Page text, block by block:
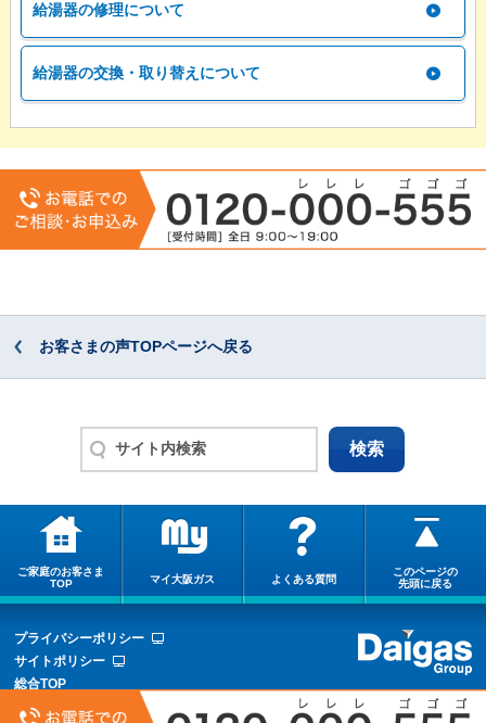
給湯器の修理について
給湯器の交換・取り替えについて
お客さまの声TOPページへ戻る
ご家庭のお客さま
TOP
マイ大阪ガス よくある質問
このページの
先頭に戻る
プライバシーポリシー
サイトポリシー
総合TOP
サイトマップ